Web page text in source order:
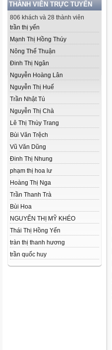
THÀNH VIÊN TRỰC TUYẾN
806 khách và 28 thành viên
trần thị yến
Mạnh Thị Hồng Thúy
Nông Thế Thuận
Đinh Thị Ngân
Nguyễn Hoàng Lân
Nguyễn Thị Huế
Trần Nhật Tú
Nguyễn Thị Chà
Lê Thị Thùy Trang
Bùi Văn Trệch
Vũ Văn Dũng
Đinh Thị Nhung
phạm thị hoa lư
Hoàng Thị Nga
Trần Thanh Trà
Bùi Hoa
NGUYỂN THỊ MỸ KHÉO
Thái Thị Hồng Yến
tràn thị thanh hương
trần quốc huy